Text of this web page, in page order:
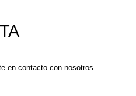
en contacto con nosotros.